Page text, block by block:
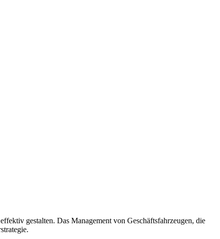
gestalten. Das Management von Geschäftsfahrzeugen, die